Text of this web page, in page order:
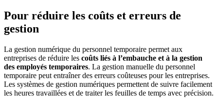
Pour réduire les coûts et erreurs de
gestion
La gestion numérique du personnel temporaire permet aux
entreprises de réduire les coûts liés à l’embauche et à la gestion
des employés temporaires. La gestion manuelle du personnel
temporaire peut entraîner des erreurs coûteuses pour les entreprises.
Les systèmes de gestion numériques permettent de suivre facilement
les heures travaillées et de traiter les feuilles de temps avec précision.